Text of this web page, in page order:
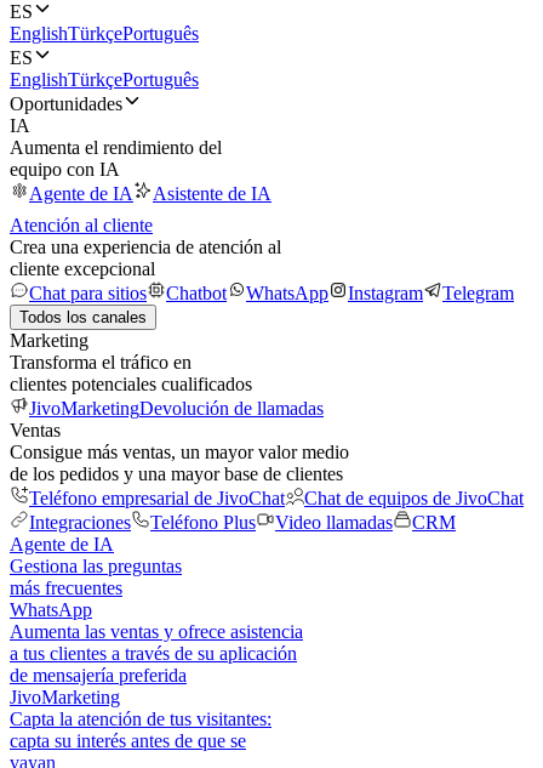
ES
EnglishTürkçePortuguês
ES
EnglishTürkçePortuguês
Oportunidades
IA
Aumenta el rendimiento del
equipo con IA
Agente de IA
Asistente de IA
Atención al cliente
Crea una experiencia de atención al
cliente excepcional
Chat para sitios
Chatbot WhatsApp Instagram Telegram
Todos los canales
Marketing
Transforma el tráfico en
clientes potenciales cualificados
JivoMarketingDevolución de llamadas
Ventas
Consigue más ventas, un mayor valor medio
de los pedidos y una mayor base de clientes
Teléfono empresarial de JivoChat
Chat de equipos de JivoChat
Integraciones
Teléfono Plus Video llamadas
CRM
Agente de IA
Gestiona las preguntas
más frecuentes
WhatsApp
Aumenta las ventas y ofrece asistencia
a tus clientes a través de su aplicación
de mensajería preferida
JivoMarketing
Capta la atención de tus visitantes:
capta su interés antes de que se
vayan